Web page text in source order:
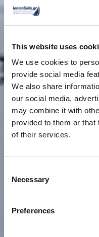
This website uses
We use cookies to
provide social media
We also share
our social media,
may combine it with
provided to them or that
of their services.
Selection
Necessary
Preferences